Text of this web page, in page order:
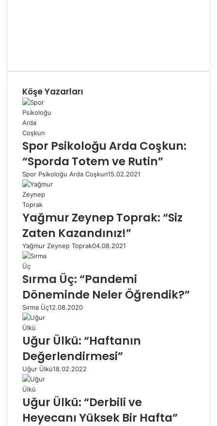
Köşe Yazarları
Spor Psikoloğu Arda Coşkun:
“Sporda Totem ve Rutin”
Spor Psikoloğu Arda Coşkun15.02.2021
Yağmur Zeynep Toprak: “Siz
Zaten Kazandınız!”
Yağmur Zeynep Toprak04.08.2021
Sırma Üç: “Pandemi
Döneminde Neler Öğrendik?”
Sırma Üç12.08.2020
Uğur Ülkü: “Haftanın
Değerlendirmesi”
Uğur Ülkü18.02.2022
Uğur Ülkü: “Derbili ve
Heyecanı Yüksek Bir Hafta”